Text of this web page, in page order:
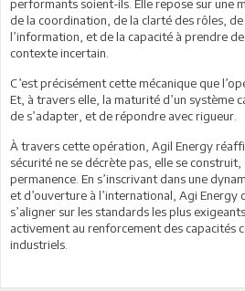
performants soient-ils. Elle repose sur une
de la coordination, de la clarté des rôles,
l’information, et de la capacité à prendre
contexte incertain.
C’est précisément cette mécanique que
Et, à travers elle, la maturité d’un système
de s’adapter, et de répondre avec rigueur.
À travers cette opération, Agil Energy
sécurité ne se décrète pas, elle se
permanence. En s’inscrivant dans une
et d’ouverture à l’international, Agi Energy
s’aligner sur les standards les plus
activement au renforcement des capacités
industriels.